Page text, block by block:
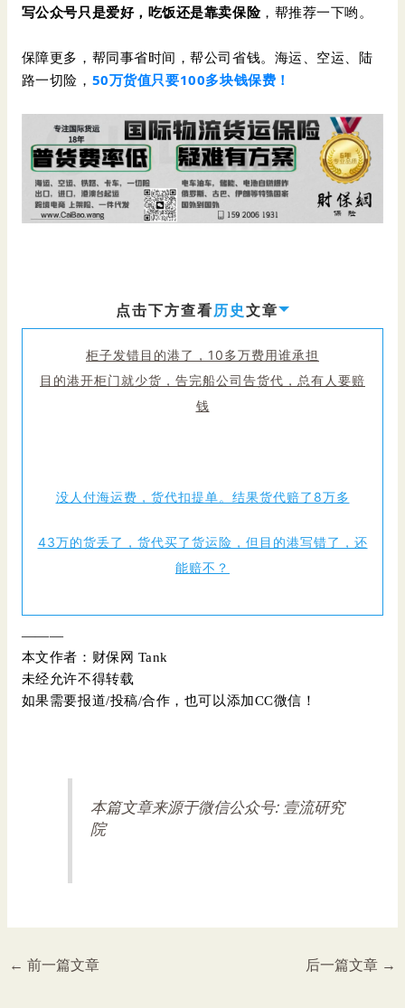
写公众号只是爱好，吃饭还是靠卖保险，帮推荐一下哟。
保障更多，帮同事省时间，帮公司省钱。海运、空运、陆
路一切险， 50万货值只要100多块钱保费！
点击下方查看 历史 文章
柜子发错目的港了，10多万费用谁承担
目的港开柜门就少货，告完船公司告货代，总有人要赔
钱
没人付海运费，货代扣提单。结果货代赔了8万多
43万的货丢了，货代买了货运险，但目的港写错了，还
能赔不？
———
本文作者：财保网 Tank
未经允许不得转载
如果需要报道/投稿/合作，也可以添加CC微信！
本篇文章来源于微信公众号: 壹流研究
院
← 前一篇文章 后一篇文章 →